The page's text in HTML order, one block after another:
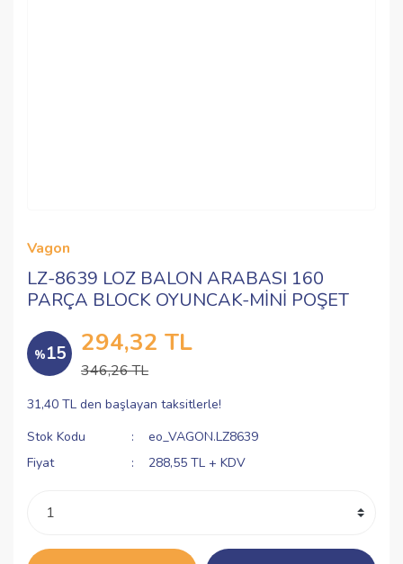
Vagon
LZ-8639 LOZ BALON ARABASI 160
PARÇA BLOCK OYUNCAK-MİNİ POŞET
%15 294,32 TL
346,26 TL
31,40 TL den başlayan taksitlerle!
Stok Kodu
eo_VAGON.LZ8639
Fiyat
288,55 TL + KDV